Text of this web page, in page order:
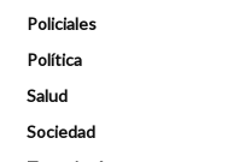
Policiales
Política
Salud
Sociedad